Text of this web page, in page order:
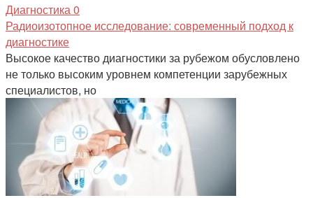
Диагностика 0
Радиоизотопное исследование: современный подход к
диагностике
Высокое качество диагностики за рубежом обусловлено
не только высоким уровнем компетенции зарубежных
специалистов, но